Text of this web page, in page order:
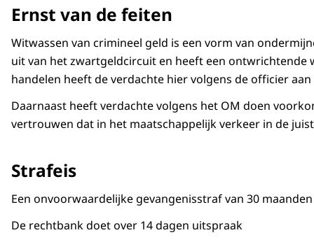
Ernst van de feiten
Witwassen van crimineel geld is een vorm van
uit van het zwartgeldcircuit en heeft een ontwrichtende
handelen heeft de verdachte hier volgens de officier
Daarnaast heeft verdachte volgens het OM doen
vertrouwen dat in het maatschappelijk verkeer in de
Strafeis
Een onvoorwaardelijke gevangenisstraf van 30
De rechtbank doet over 14 dagen uitspraak